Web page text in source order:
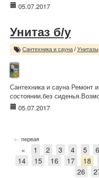
05.07.2017
Унитаз б/у
Сантехника и сауна / Унитазы
Сантехника и сауна Ремонт
состоянии,без
05.07.2017
← первая
« 1 2 3 4 5 6
14
15 16 17 18
26